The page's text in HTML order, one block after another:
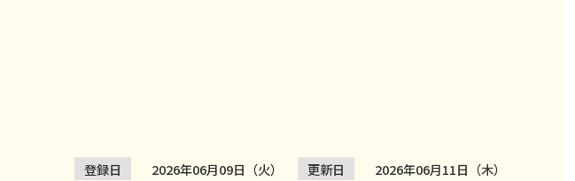
登録日 2026年06月09日（火） 更新日 2026年06月11日（木）